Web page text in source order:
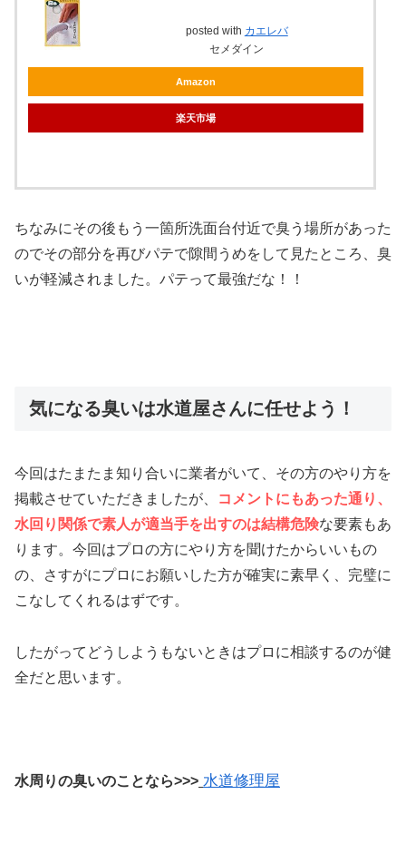
posted with カエレバ
セメダイン
Amazon
楽天市場
ちなみにその後もう一箇所洗面台付近で臭う場所があった
のでその部分を再びパテで隙間うめをして見たところ、臭
いが軽減されました。パテって最強だな！！
気になる臭いは水道屋さんに任せよう！
今回はたまたま知り合いに業者がいて、その方のやり方を
掲載させていただきましたが、
コメントにもあった通り、
水回り関係で素人が適当手を出すのは結構危険な要素もあ
ります。今回はプロの方にやり方を聞けたからいいもの
の、さすがにプロにお願いした方が確実に素早く、完璧に
こなしてくれるはずです。
したがってどうしようもないときはプロに相談するのが健
全だと思います。
水周りの臭いのことなら>>> 水道修理屋